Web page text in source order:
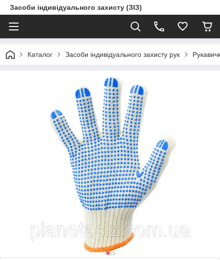
Засоби індивідуального захисту (ЗІЗ)
Каталог Засоби індивідуального захисту рук